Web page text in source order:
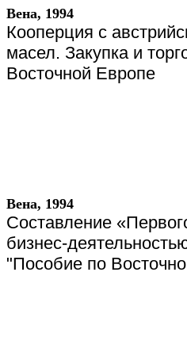
Вена, 1994
Кооперция с
масел. Закупка и
Восточной Европе
Вена, 1994
Составление
бизнес-
"Пособие по